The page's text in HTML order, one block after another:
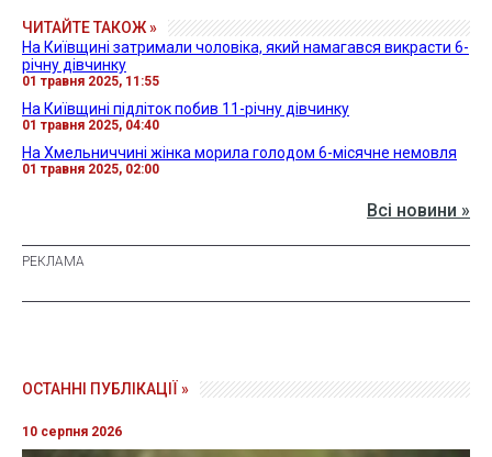
ЧИТАЙТЕ ТАКОЖ »
На Київщині затримали чоловіка, який намагався викрасти 6-
річну дівчинку
01 травня 2025, 11:55
На Київщині підліток побив 11-річну дівчинку
01 травня 2025, 04:40
На Хмельниччині жінка морила голодом 6-місячне немовля
01 травня 2025, 02:00
Всі новини »
ОСТАННІ ПУБЛІКАЦІЇ »
10 серпня 2026